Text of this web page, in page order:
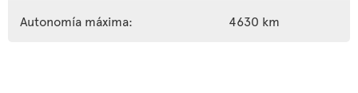
Autonomía máxima: 4630 km